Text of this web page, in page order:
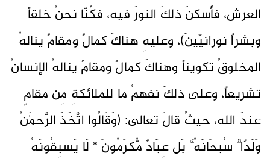
العرش، فأسكنَ ذلكَ النورَ فيه، فكُنّا نحنُ خلقاً
وبشراً نورانيّينَ)، وعليهِ هناكَ كمالٌ ومقامٌ ينالهُ
المخلوقُ تكويناً وهناكَ كمالٌ ومقامٌ ينالهُ الإنسانُ
تشريعاً، وعلى ذلكَ نفهمُ ما للملائكةِ مِن مقامٍ
عندَ الله، حيثُ قالَ تعالى: (وَقَالُوا اتَّخَذَ الرَّحمَٰنُ
وَلَدًا ۗ سُبحَانَهُ ۚ بَل عِبَادٌ مُّكرَمُونَ * لَا يَسبِقُونَهُ